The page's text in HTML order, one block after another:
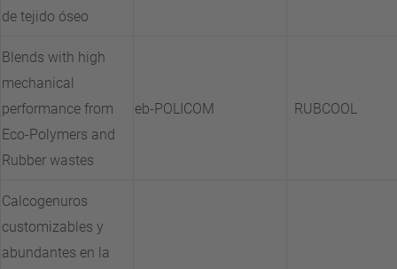
de tejido óseo
Blends with high
mechanical
performance from
Eco-Polymers and
Rubber wastes
eb-POLICOM RUBCOOL
Calcogenuros
customizables y
abundantes en la